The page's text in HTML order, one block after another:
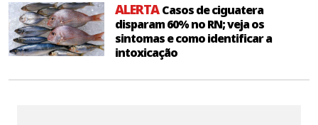
ALERTACasos de ciguatera
disparam 60% no RN; veja os
sintomas e como identificar a
intoxicação